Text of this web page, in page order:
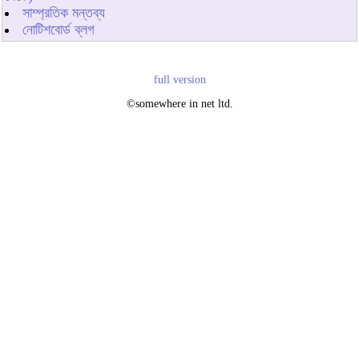
সাম্প্রতিক মন্তব্য
নোটিশবোর্ড ব্লগ
full version
©somewhere in net ltd.